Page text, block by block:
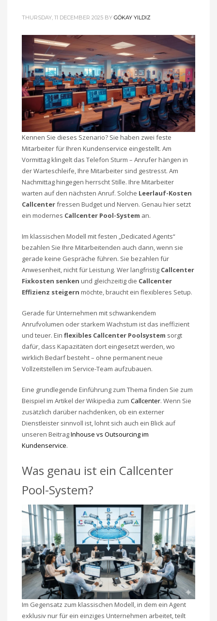
THURSDAY, 11 DECEMBER 2025 BY GÖKAY YILDIZ
Kennen Sie dieses Szenario? Sie haben zwei feste
Mitarbeiter für Ihren Kundenservice eingestellt. Am
Vormittag klingelt das Telefon Sturm – Anrufer hängen in
der Warteschleife, Ihre Mitarbeiter sind gestresst. Am
Nachmittag hingegen herrscht Stille. Ihre Mitarbeiter
warten auf den nächsten Anruf. Solche Leerlauf-Kosten
Callcenterfressen Budget und Nerven. Genau hier setzt
ein modernes Callcenter Pool-System an.
Im klassischen Modell mit festen „Dedicated Agents“
bezahlen Sie Ihre Mitarbeitenden auch dann, wenn sie
gerade keine Gespräche führen. Sie bezahlen für
Anwesenheit, nicht für Leistung. Wer langfristig Callcenter
Fixkosten senken und gleichzeitig die Callcenter
Effizienz steigern möchte, braucht ein flexibleres Setup.
Gerade für Unternehmen mit schwankendem
Anrufvolumen oder starkem Wachstum ist das ineffizient
und teuer. Ein flexibles Callcenter Poolsystem sorgt
dafür, dass Kapazitäten dort eingesetzt werden, wo
wirklich Bedarf besteht – ohne permanent neue
Vollzeitstellen im Service-Team aufzubauen.
Eine grundlegende Einführung zum Thema finden Sie zum
Beispiel im Artikel der Wikipedia zum Callcenter. Wenn Sie
zusätzlich darüber nachdenken, ob ein externer
Dienstleister sinnvoll ist, lohnt sich auch ein Blick auf
unseren BeitragInhouse vs Outsourcing im
Kundenservice.
Was genau ist ein Callcenter
Pool-System?
Im Gegensatz zum klassischen Modell, in dem ein Agent
exklusiv nur für ein einziges Unternehmen arbeitet, teilt